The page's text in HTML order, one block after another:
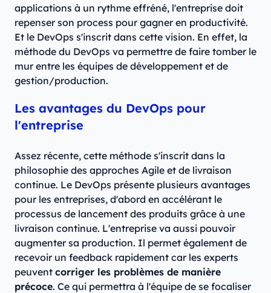
applications à un rythme effréné, l'entreprise doit
repenser son process pour gagner en productivité.
Et le DevOps s'inscrit dans cette vision. En effet, la
méthode du DevOps va permettre de faire tomber le
mur entre les équipes de développement et de
gestion/production.
Les avantages du DevOps pour
l'entreprise
Assez récente, cette méthode s'inscrit dans la
philosophie des approches Agile et de livraison
continue. Le DevOps présente plusieurs avantages
pour les entreprises, d'abord en accélérant le
processus de lancement des produits grâce à une
livraison continue. L'entreprise va aussi pouvoir
augmenter sa production. Il permet également de
recevoir un feedback rapidement car les experts
peuvent corriger les problèmes de manière
précoce. Ce qui permettra à l'équipe de se focaliser